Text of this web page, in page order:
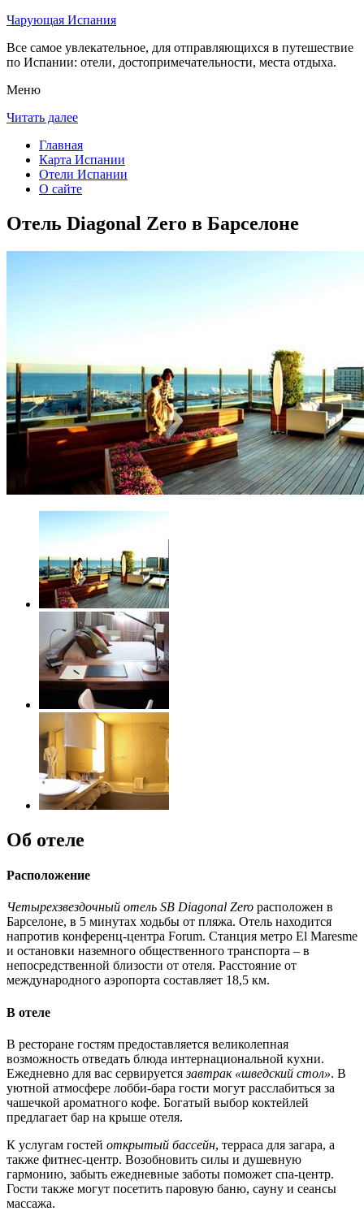
Чарующая Испания
Все самое увлекательное, для отправляющихся в путешествие
по Испании: отели, достопримечательности, места отдыха.
Меню
Читать далее
Главная
Карта Испании
Отели Испании
О сайте
Отель Diagonal Zero в Барселоне
Об отеле
Расположение
Четырехзвездочный отель SB Diagonal Zero расположен в
Барселоне, в 5 минутах ходьбы от пляжа. Отель находится
напротив конференц-центра Forum. Станция метро El Maresme
и остановки наземного общественного транспорта – в
непосредственной близости от отеля. Расстояние от
международного аэропорта составляет 18,5 км.
В отеле
В ресторане гостям предоставляется великолепная
возможность отведать блюда интернациональной кухни.
Ежедневно для вас сервируетсязавтрак «шведский стол». В
уютной атмосфере лобби-бара гости могут расслабиться за
чашечкой ароматного кофе. Богатый выбор коктейлей
предлагает бар на крыше отеля.
К услугам гостей открытый бассейн, терраса для загара, а
также фитнес-центр. Возобновить силы и душевную
гармонию, забыть ежедневные заботы поможет спа-центр.
Гости также могут посетить паровую баню, сауну и сеансы
массажа.